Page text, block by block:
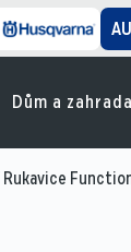
Dům a zahrada